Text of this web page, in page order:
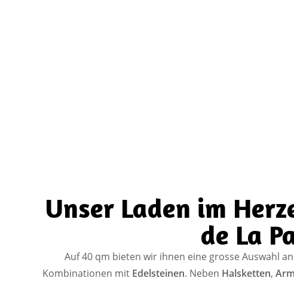
Unser Laden im
de La
Auf 40 qm bieten wir ihnen eine grosse Auswahl
Kombinationen mit Edelsteinen. Neben Halsketten,